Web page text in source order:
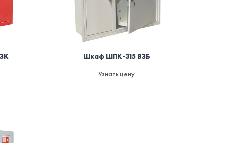
Шкаф ШПК-315 ВЗБ
Узнать цену